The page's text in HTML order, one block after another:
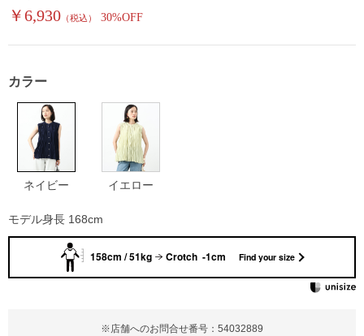
￥6,930 （税込） 30%OFF
※店舗へのお問合せ番号：54032889
カラー
ネイビー イエロー
モデル身長 168cm
158cm / 51kg Crotch -1cm Find your size